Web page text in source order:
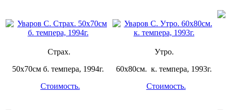
Страх.
50х70см б. темпера, 1994г.
Стоимость.
Утро.
60х80см. к. темпера, 1993г.
Стоимость.